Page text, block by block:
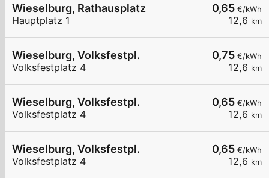
0,65 €/kWh
12,6 km
Wieselburg, Rathausplatz
Hauptplatz 1
0,75 €/kWh
12,6 km
Wieselburg, Volksfestpl.
Volksfestplatz 4
0,65 €/kWh
12,6 km
Wieselburg, Volksfestpl.
Volksfestplatz 4
0,65 €/kWh
12,6 km
Wieselburg, Volksfestpl.
Volksfestplatz 4